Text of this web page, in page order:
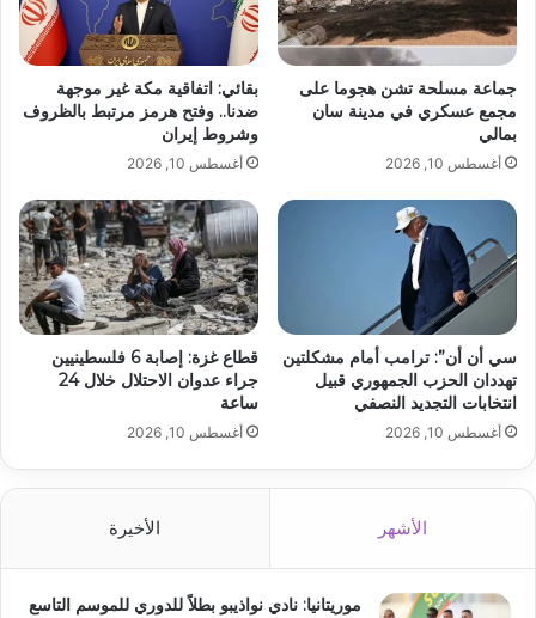
جماعة مسلحة تشن هجوما على
مجمع عسكري في مدينة سان
بمالي
أغسطس 10, 2026
بقائي: اتفاقية مكة غير موجهة
ضدنا.. وفتح هرمز مرتبط بالظروف
وشروط إيران
أغسطس 10, 2026
سي أن أن”: ترامب أمام مشكلتين
تهددان الحزب الجمهوري قبيل
انتخابات التجديد النصفي
أغسطس 10, 2026
قطاع غزة: إصابة 6 فلسطينيين
جراء عدوان الاحتلال خلال 24
ساعة
أغسطس 10, 2026
الأشهر الأخيرة
موريتانيا: نادي نواذيبو بطلاً للدوري للموسم التاسع